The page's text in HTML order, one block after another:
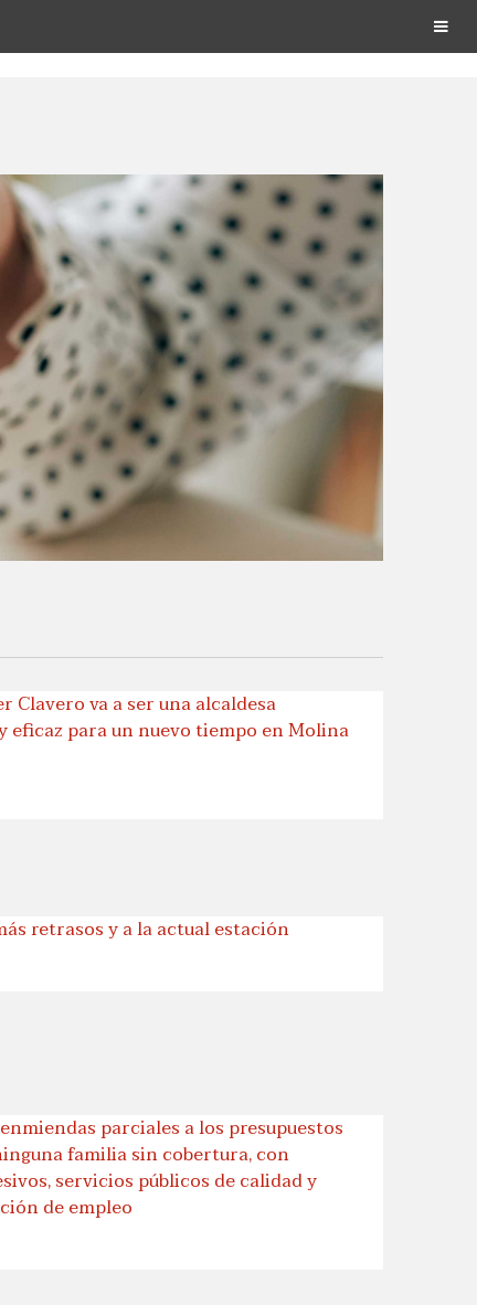
Clavero va a ser una alcaldesa
eficaz para un nuevo tiempo en Molina
retrasos y a la actual estación
parciales a los presupuestos
familia sin cobertura, con
servicios públicos de calidad y
de empleo